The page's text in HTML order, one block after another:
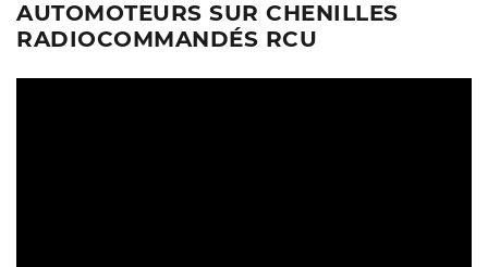
AUTOMOTEURS SUR CHENILLES
RADIOCOMMANDÉS RCU